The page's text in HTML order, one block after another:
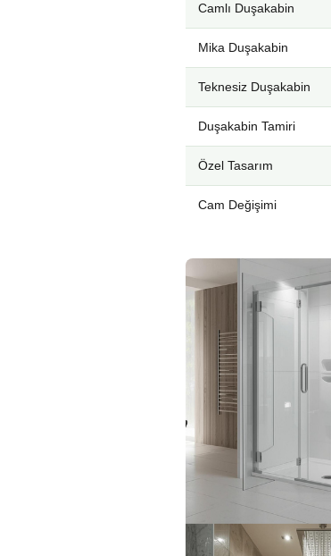
Camlı Duşakabin
Mika Duşakabin
Teknesiz Duşakabin
Duşakabin Tamiri
Özel Tasarım
Cam Değişimi